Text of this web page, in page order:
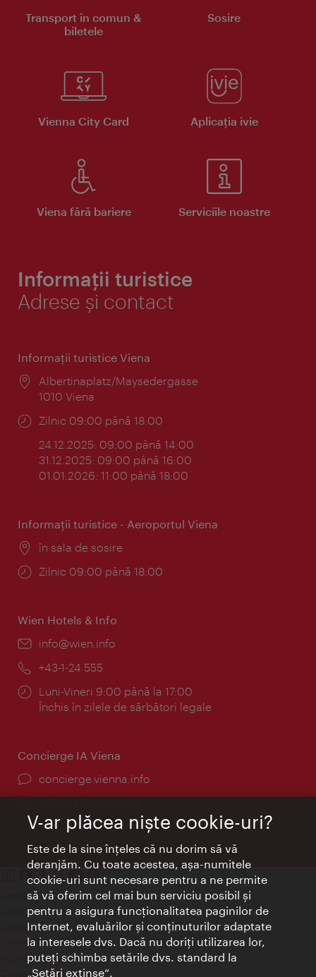
Transport în comun &
biletele
Sosire
Vienna City Card Aplicaţia ivie
Viena fără bariere Serviciile noastre
Informații turistice
Adrese și contact
Informaţii turistice Viena
Locul:
Albertinaplatz/Maysedergasse
1010 Viena
Program:
Zilnic 09:00 până 18:00
24.12.2025: 09:00 până 14:00
31.12.2025: 09:00 până 16:00
01.01.2026: 11:00 până 18:00
Informaţii turistice - Aeroportul Viena
Locul:
în sala de sosire
Program:
Zilnic 09:00 până 18:00
Wien Hotels & Info
E-
info@wien.info
Telefon:
+43-1-24 555
Program:
Luni-Vineri 9:00 până la 17:00
Închis în zilele de sărbători legale
Concierge IA Viena
concierge.vienna.info
Contact
Credits
Declaraţie privind protecţia datelor
Terms of Use
Accesibilitate
Contact presa
V-ar plăcea nişte cookie-uri?
Este de la sine înţeles că nu dorim să vă
deranjăm. Cu toate acestea, aşa-numitele
cookie-uri sunt necesare pentru a ne permite
să vă oferim cel mai bun serviciu posibil şi
pentru a asigura funcţionalitatea paginilor de
Internet, evaluărilor şi conţinuturilor adaptate
la interesele dvs. Dacă nu doriţi utilizarea lor,
puteţi schimba setările dvs. standard la
„Setări extinse“.